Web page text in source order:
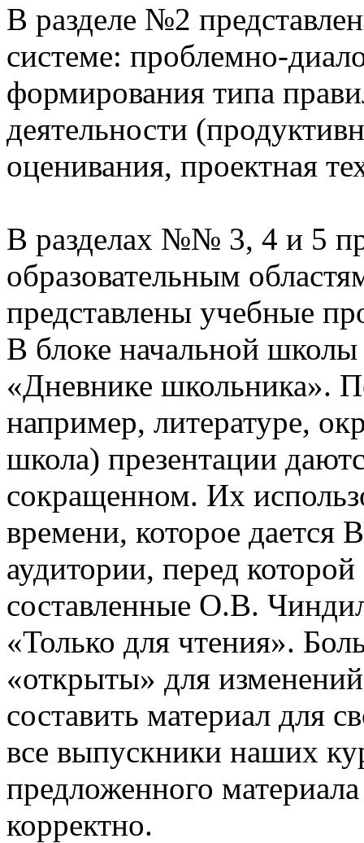
В разделе №2
системе: проблемно-
формирования типа
деятельности
оценивания, проектная
В разделах №№ 3, 4 и 5
образовательным
представлены учебные
В блоке начальной
«Дневнике школьника».
например, литературе,
школа) презентации
сокращенном. Их
времени, которое дается
аудитории, перед
составленные О.В.
«Только для чтения».
«открыты» для
составить материал для
все выпускники наших
предложенного
корректно.